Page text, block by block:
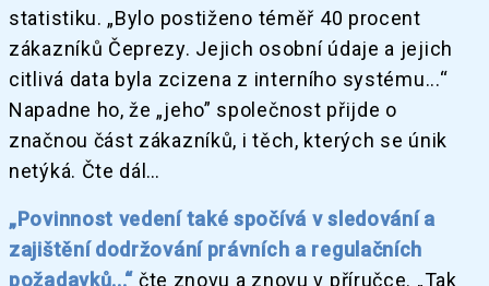
statistiku. „Bylo postiženo téměř 40 procent
zákazníků Čeprezy. Jejich osobní údaje a jejich
citlivá data byla zcizena z interního systému...“
Napadne ho, že „jeho” společnost přijde o
značnou část zákazníků, i těch, kterých se únik
netýká. Čte dál…
„Povinnost vedení také spočívá v sledování a
zajištění dodržování právních a regulačních
požadavků...“ čte znovu a znovu v příručce. „Tak